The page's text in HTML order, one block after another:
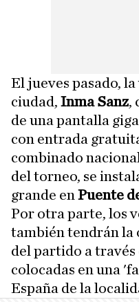
El jueves pasado,
ciudad, Inma Sanz,
de una pantalla
con entrada
combinado
del torneo, se
grande en Puente
Por otra parte, los
también tendrán
del partido a través
colocadas en una
España de la